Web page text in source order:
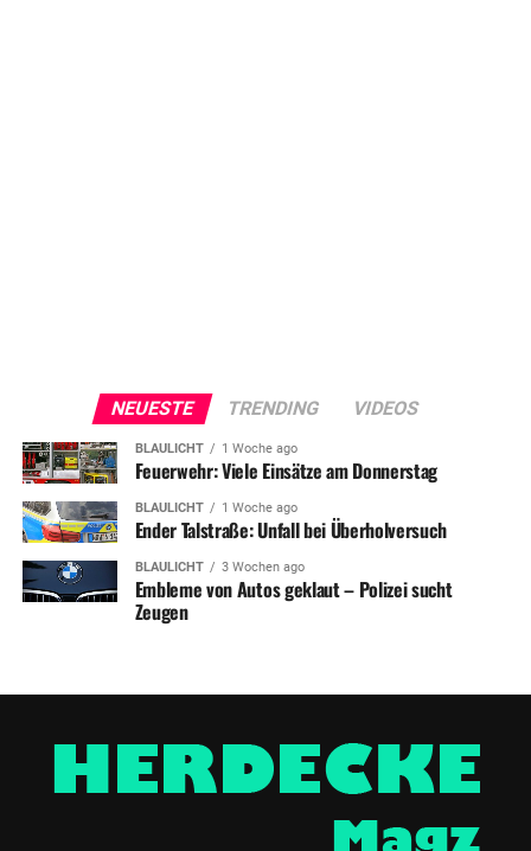
NEUESTE TRENDING VIDEOS
BLAULICHT 1 Woche ago
Feuerwehr: Viele Einsätze am Donnerstag
BLAULICHT 1 Woche ago
Ender Talstraße: Unfall bei Überholversuch
BLAULICHT 3 Wochen ago
Embleme von Autos geklaut – Polizei sucht
Zeugen